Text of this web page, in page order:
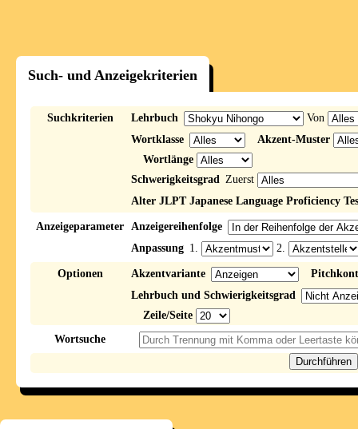
Such- und Anzeigekriterien
Suchkriterien Lehrbuch
Von
Wortklasse
Akzent-Muster
Wortlänge
Schwerigkeitsgrad Zuerst
Alter JLPT Japanese Language Proficiency
Anzeigeparameter Anzeigereihenfolge
Anpassung 1. 2.
Optionen Akzentvariante
Lehrbuch und Schwierigkeitsgrad
Zeile/Seite
Wortsuche